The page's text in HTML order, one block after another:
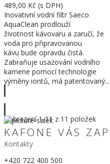
489,00 Kč (s DPH)
Inovativní vodní filtr Saeco
AquaClean prodlouží
životnost kávovaru a zaručí, že
voda pro připravovanou
kávu bude opravdu čistá.
Zabraňuje usazování vodního
kamene pomocí technologie
výměny iontů, má patentovaný...
Zobrazení1-11 z 11 položek
KAFONE VÁS
Kontakty
+420 722 400 500